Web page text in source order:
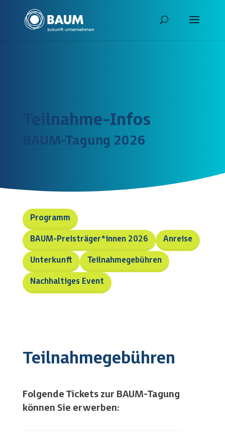
Teilnahme-Infos
BAUM-Tagung 2026
Programm
BAUM-Preisträger*innen 2026 Anreise
Unterkunft Teilnahmegebühren
Nachhaltiges Event
Teilnahmegebühren
Folgende Tickets zur BAUM-Tagung
können Sie erwerben: